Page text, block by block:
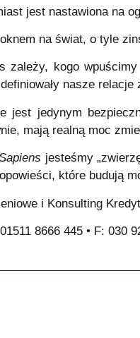
jest nastawiona na
na świat, o tyle
zależy, kogo
nasze relacje
jest jedynym
mają realną moc
jesteśmy
które budują
i Konsulting
8666 445 • F: 030